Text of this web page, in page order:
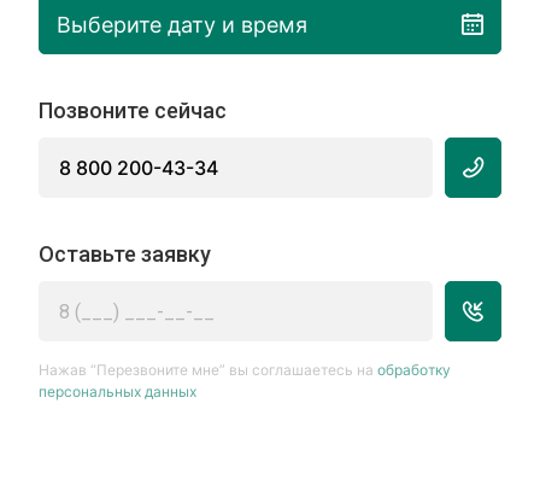
Выберите дату и время
Позвоните сейчас
8 800 200-43-34
Оставьте заявку
Нажав “Перезвоните мне” вы соглашаетесь наобработку
персональных данных